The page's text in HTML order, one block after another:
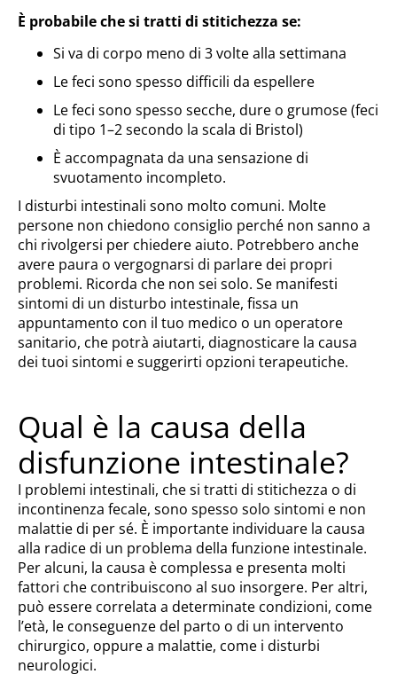
È probabile che si tratti di stitichezza se:
Si va di corpo meno di 3 volte alla settimana
Le feci sono spesso difficili da espellere
Le feci sono spesso secche, dure o grumose (feci
di tipo 1–2 secondo la scala di Bristol)
È accompagnata da una sensazione di
svuotamento incompleto.
I disturbi intestinali sono molto comuni. Molte
persone non chiedono consiglio perché non sanno a
chi rivolgersi per chiedere aiuto. Potrebbero anche
avere paura o vergognarsi di parlare dei propri
problemi. Ricorda che non sei solo. Se manifesti
sintomi di un disturbo intestinale, fissa un
appuntamento con il tuo medico o un operatore
sanitario, che potrà aiutarti, diagnosticare la causa
dei tuoi sintomi e suggerirti opzioni terapeutiche.
Qual è la causa della
disfunzione intestinale?
I problemi intestinali, che si tratti di stitichezza o di
incontinenza fecale, sono spesso solo sintomi e non
malattie di per sé. È importante individuare la causa
alla radice di un problema della funzione intestinale.
Per alcuni, la causa è complessa e presenta molti
fattori che contribuiscono al suo insorgere. Per altri,
può essere correlata a determinate condizioni, come
l’età, le conseguenze del parto o di un intervento
chirurgico, oppure a malattie, come i disturbi
neurologici.